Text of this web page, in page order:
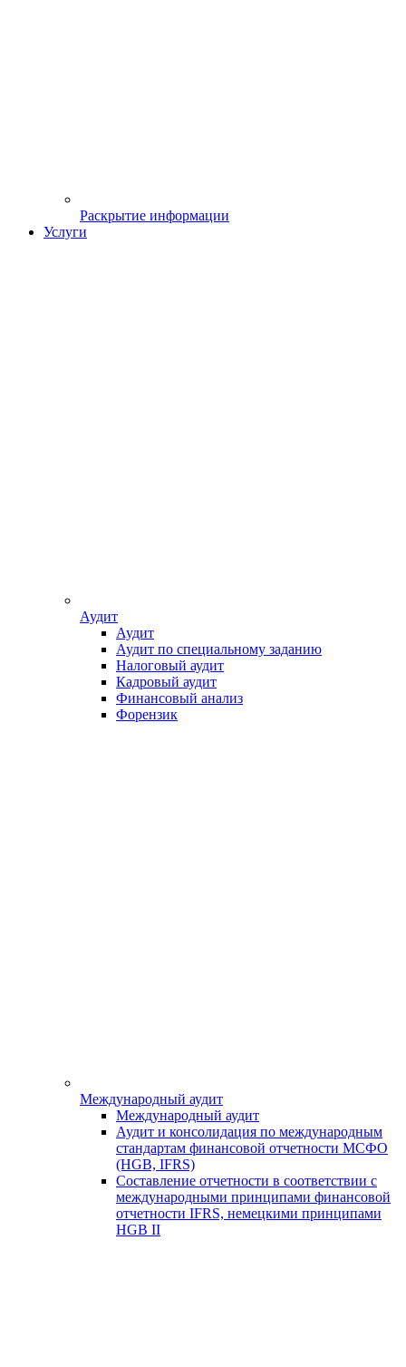
Раскрытие информации
Услуги
Аудит
Аудит
Аудит по специальному заданию
Налоговый аудит
Кадровый аудит
Финансовый анализ
Форензик
Международный аудит
Международный аудит
Аудит и консолидация по международным
стандартам финансовой отчетности МСФО
(HGB, IFRS)
Составление отчетности в соответствии с
международными принципами финансовой
отчетности IFRS, немецкими принципами
HGB II